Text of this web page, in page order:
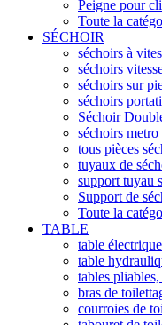
Peigne pour
Toute la
SÉCHOIR
séchoirs à
séchoirs
séchoirs sur
séchoirs
Séchoir
séchoirs
tous pièces
tuyaux de
support tuyau
Support de
Toute la
TABLE
table électrique
table
tables
bras de
courroies de